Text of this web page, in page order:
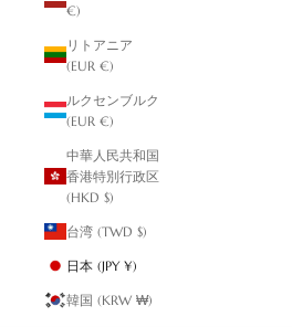
€)
リトアニア
(EUR €)
ルクセンブルク
(EUR €)
中華人民共和国
香港特別行政区
(HKD $)
台湾 (TWD $)
日本 (JPY ¥)
韓国 (KRW ₩)